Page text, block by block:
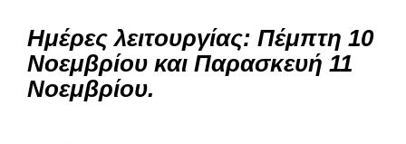
Ημέρες λειτουργίας: Πέμπτη 10
Νοεμβρίου και Παρασκευή 11
Νοεμβρίου.